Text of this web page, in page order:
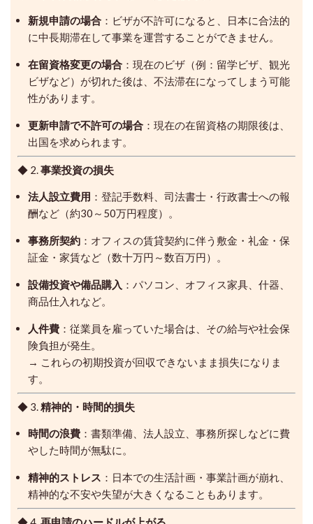
新規申請の場合 ：ビザが不許可になると、日本に合法的
に中長期滞在して事業を運営することができません。
在留資格変更の場合 ：現在のビザ（例：留学ビザ、観光
ビザなど）が切れた後は、不法滞在になってしまう可能
性があります。
更新申請で不許可の場合 ：現在の在留資格の期限後は、
出国を求められます。
◆ 2.事業投資の損失
法人設立費用 ：登記手数料、司法書士・行政書士への報
酬など（約30～50万円程度）。
事務所契約 ：オフィスの賃貸契約に伴う敷金・礼金・保
証金・家賃など（数十万円～数百万円）。
設備投資や備品購入 ：パソコン、オフィス家具、什器、
商品仕入れなど。
人件費 ：従業員を雇っていた場合は、その給与や社会保
険負担が発生。
→ これらの初期投資が回収できないまま損失になりま
す。
◆ 3.精神的・時間的損失
時間の浪費 ：書類準備、法人設立、事務所探しなどに費
やした時間が無駄に。
精神的ストレス ：日本での生活計画・事業計画が崩れ、
精神的な不安や失望が大きくなることもあります。